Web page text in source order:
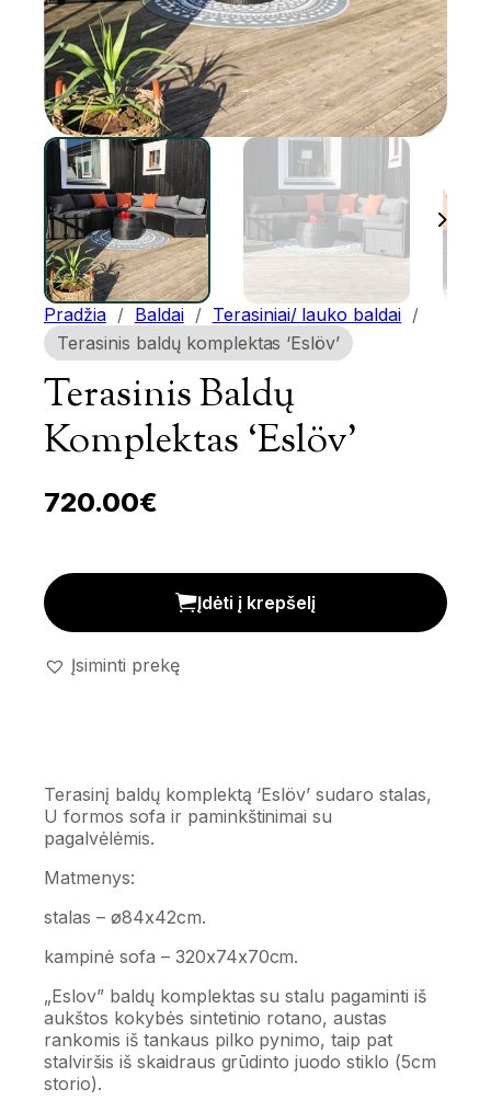
Pradžia / Baldai / Terasiniai/ lauko baldai /
Terasinis baldų komplektas ‘Eslöv’
Terasinis Baldų
Komplektas ‘Eslöv’
720.00€
Terasinis baldų komplektas 'Eslöv' kiekis
Įdėti į krepšelį
Įsiminti prekę
Terasinį baldų komplektą ‘Eslöv’ sudaro stalas,
U formos sofa ir paminkštinimai su
pagalvėlėmis.
Matmenys:
stalas – ø84x42cm.
kampinė sofa – 320x74x70cm.
„Eslov” baldų komplektas su stalu pagaminti iš
aukštos kokybės sintetinio rotano, austas
rankomis iš tankaus pilko pynimo, taip pat
stalviršis iš skaidraus grūdinto juodo stiklo (5cm
storio).